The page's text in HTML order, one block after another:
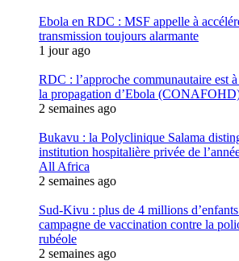
Ebola en RDC : MSF appelle à
transmission toujours alarmante
1 jour ago
RDC : l’approche communautaire est
la propagation d’Ebola
2 semaines ago
Bukavu : la Polyclinique Salama
institution hospitalière privée de
All Africa
2 semaines ago
Sud-Kivu : plus de 4 millions
campagne de vaccination contre la
rubéole
2 semaines ago